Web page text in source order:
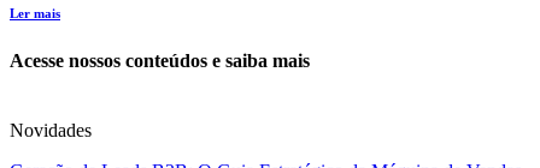
Ler mais
Acesse nossos conteúdos e saiba mais
Novidades